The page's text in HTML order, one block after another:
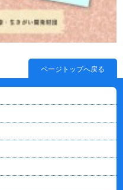
ページトップへ戻る